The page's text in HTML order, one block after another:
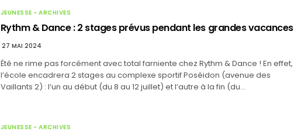
JEUNESSE - ARCHIVES
Rythm & Dance : 2 stages prévus pendant les grandes vacances
27 MAI 2024
Été ne rime pas forcément avec total farniente chez Rythm & Dance ! En effet,
l’école encadrera 2 stages au complexe sportif Poséidon (avenue des
Vaillants 2) : l’un au début (du 8 au 12 juillet) et l’autre à la fin (du…
JEUNESSE - ARCHIVES